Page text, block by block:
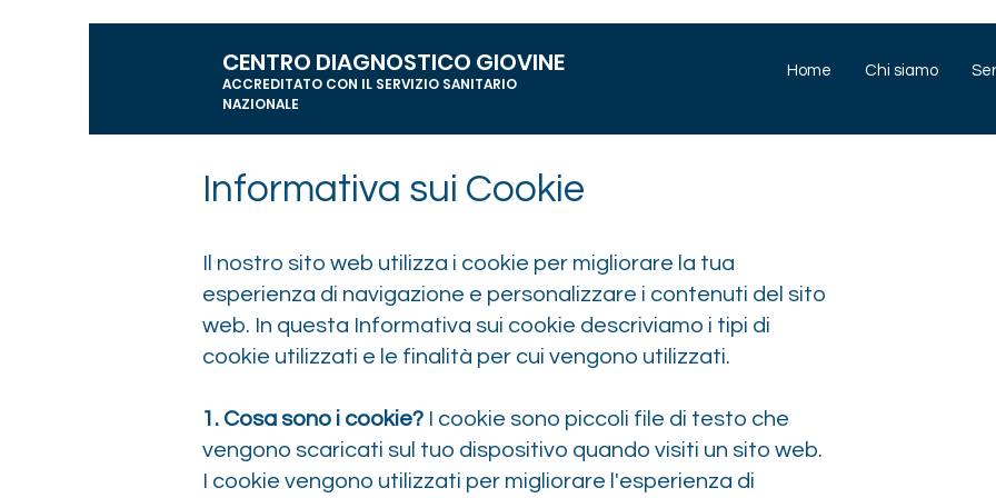
Home Chi siamo
CENTRO DIAGNOSTICO GIOVINE
ACCREDITATO CON IL SERVIZIO SANITARIO
NAZIONALE
Informativa sui Cookie
Il nostro sito web utilizza i cookie per migliorare la tua
esperienza di navigazione e personalizzare i contenuti del sito
web. In questa Informativa sui cookie descriviamo i tipi di
cookie utilizzati e le finalità per cui vengono utilizzati.
1. Cosa sono i cookie? I cookie sono piccoli file di testo che
vengono scaricati sul tuo dispositivo quando visiti un sito web.
I cookie vengono utilizzati per migliorare l'esperienza di